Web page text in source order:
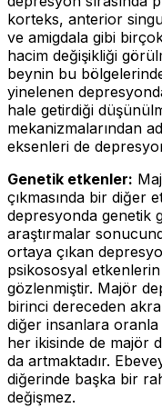
korteks, anterior
ve amigdala gibi
hacim değişikliği
beynin bu
yinelenen
hale getirdiği
mekanizmalarından
eksenleri de
Genetik etkenler:
çıkmasında bir diğer
depresyonda genetik
araştırmalar
ortaya çıkan
psikososyal etkenlerin
gözlenmiştir. Majör
birinci dereceden
diğer insanlara
her ikisinde de majör
da artmaktadır.
diğerinde başka bir
değişmez.